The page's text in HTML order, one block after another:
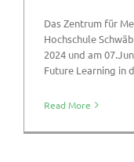
Das Zentrum für
Hochschule
2024 und am
Future Learning in
Read More